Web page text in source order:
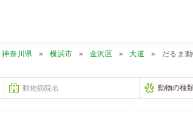
神奈川県 横浜市 金沢区 大道 だるま